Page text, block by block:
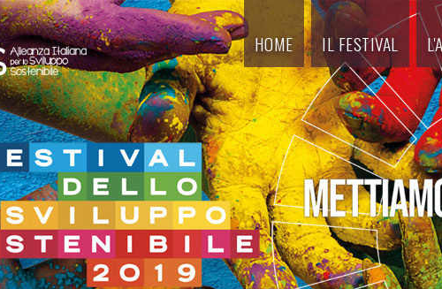
HOME IL FESTIVAL